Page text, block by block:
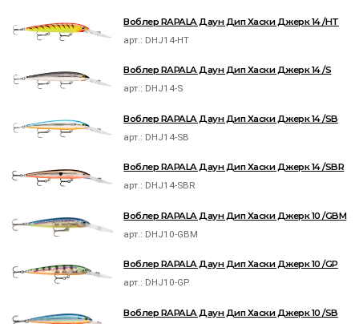
Воблер RAPALA Даун Дип Хаски Джерк 14 /HT
арт.: DHJ14-HT
Воблер RAPALA Даун Дип Хаски Джерк 14 /S
арт.: DHJ14-S
Воблер RAPALA Даун Дип Хаски Джерк 14 /SB
арт.: DHJ14-SB
Воблер RAPALA Даун Дип Хаски Джерк 14 /SBR
арт.: DHJ14-SBR
Воблер RAPALA Даун Дип Хаски Джерк 10 /GBM
арт.: DHJ10-GBM
Воблер RAPALA Даун Дип Хаски Джерк 10 /GP
арт.: DHJ10-GP
Воблер RAPALA Даун Дип Хаски Джерк 10 /SB